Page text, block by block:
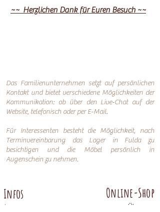
~~ Herzlichen Dank für Euren Besuch ~~
Das Familienunternehmen setzt auf persönlichen
Kontakt und bietet verschiedene Möglichkeiten der
Kommunikation: ob über den Live-Chat auf der
Website, telefonisch oder perE-Mail.
Für Interessenten besteht die Möglichkeit, nach
Terminvereinbarung das Lager in Fulda zu
besichtigen und die Möbel persönlich in
Augenschein zu nehmen.
Infos
Impressum
Online-Shop
Über uns